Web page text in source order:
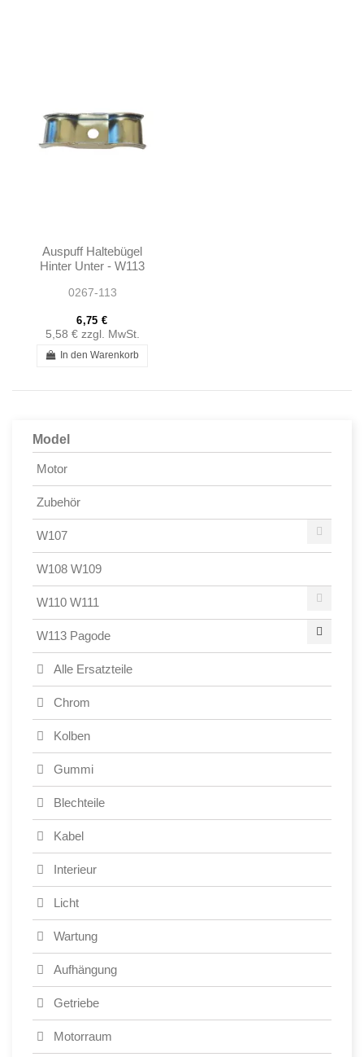
Auspuff Haltebügel
Hinter Unter - W113
0267-113
6,75 €
5,58 € zzgl. MwSt.
In den Warenkorb
Model
Motor
Zubehör
W107
W108 W109
W110 W111
W113 Pagode
Alle Ersatzteile
Chrom
Kolben
Gummi
Blechteile
Kabel
Interieur
Licht
Wartung
Aufhängung
Getriebe
Motorraum